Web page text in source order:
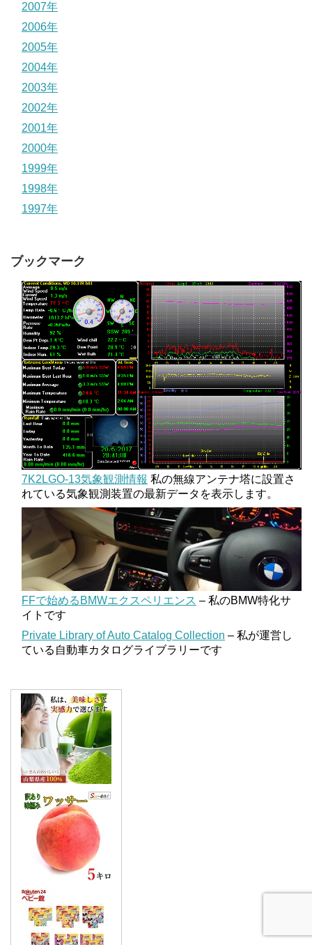
2007年
2006年
2005年
2004年
2003年
2002年
2001年
2000年
1999年
1998年
1997年
ブックマーク
7K2LGO-13気象観測情報 私の無線アンテナ塔に設置さ
れている気象観測装置の最新データを表示します。
FFで始めるBMWエクスペリエンス – 私のBMW特化サ
イトです
Private Library of Auto Catalog Collection – 私が運営し
ている自動車カタログライブラリーです